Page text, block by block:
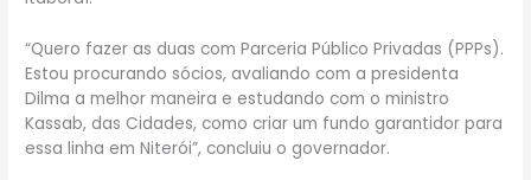
“Quero fazer as duas com Parceria Público Privadas (PPPs).
Estou procurando sócios, avaliando com a presidenta
Dilma a melhor maneira e estudando com o ministro
Kassab, das Cidades, como criar um fundo garantidor para
essa linha em Niterói”, concluiu o governador.